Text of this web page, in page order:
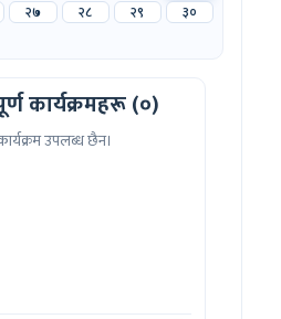
२७ २८ २९
३०
कार्यक्रमहरू (०)
उपलब्ध छैन।